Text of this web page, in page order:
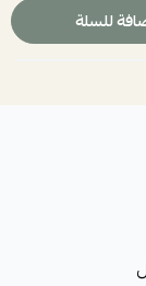
للسلة